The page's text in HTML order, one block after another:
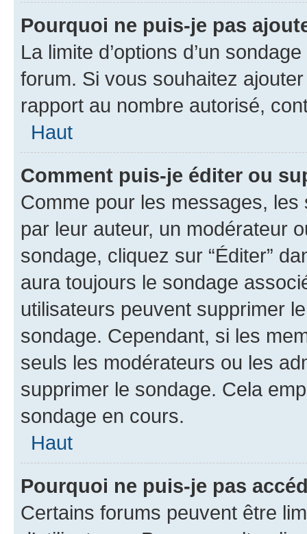
Pourquoi ne puis-je pas
La limite d’options d’un
forum. Si vous souhaitez
rapport au nombre autorisé,
Haut
Comment puis-je éditer ou
Comme pour les messages,
par leur auteur, un modérateur
sondage, cliquez sur “Éditer”
aura toujours le sondage
utilisateurs peuvent supprimer
sondage. Cependant, si les
seuls les modérateurs ou les
supprimer le sondage. Cela
sondage en cours.
Haut
Pourquoi ne puis-je pas
Certains forums peuvent être